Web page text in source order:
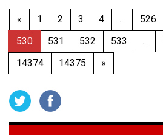
« 1 2 3 4 ... 526
530
531 532 533 ...
14374
14375 »